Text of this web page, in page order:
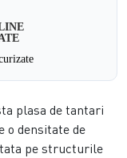
plasa de tantari
o densitate de
pe structurile